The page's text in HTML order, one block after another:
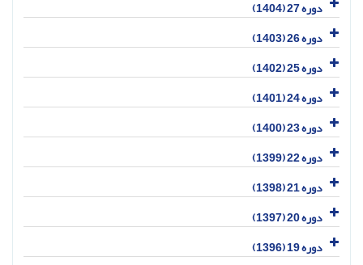
دوره 27 (1404)
دوره 26 (1403)
دوره 25 (1402)
دوره 24 (1401)
دوره 23 (1400)
دوره 22 (1399)
دوره 21 (1398)
دوره 20 (1397)
دوره 19 (1396)